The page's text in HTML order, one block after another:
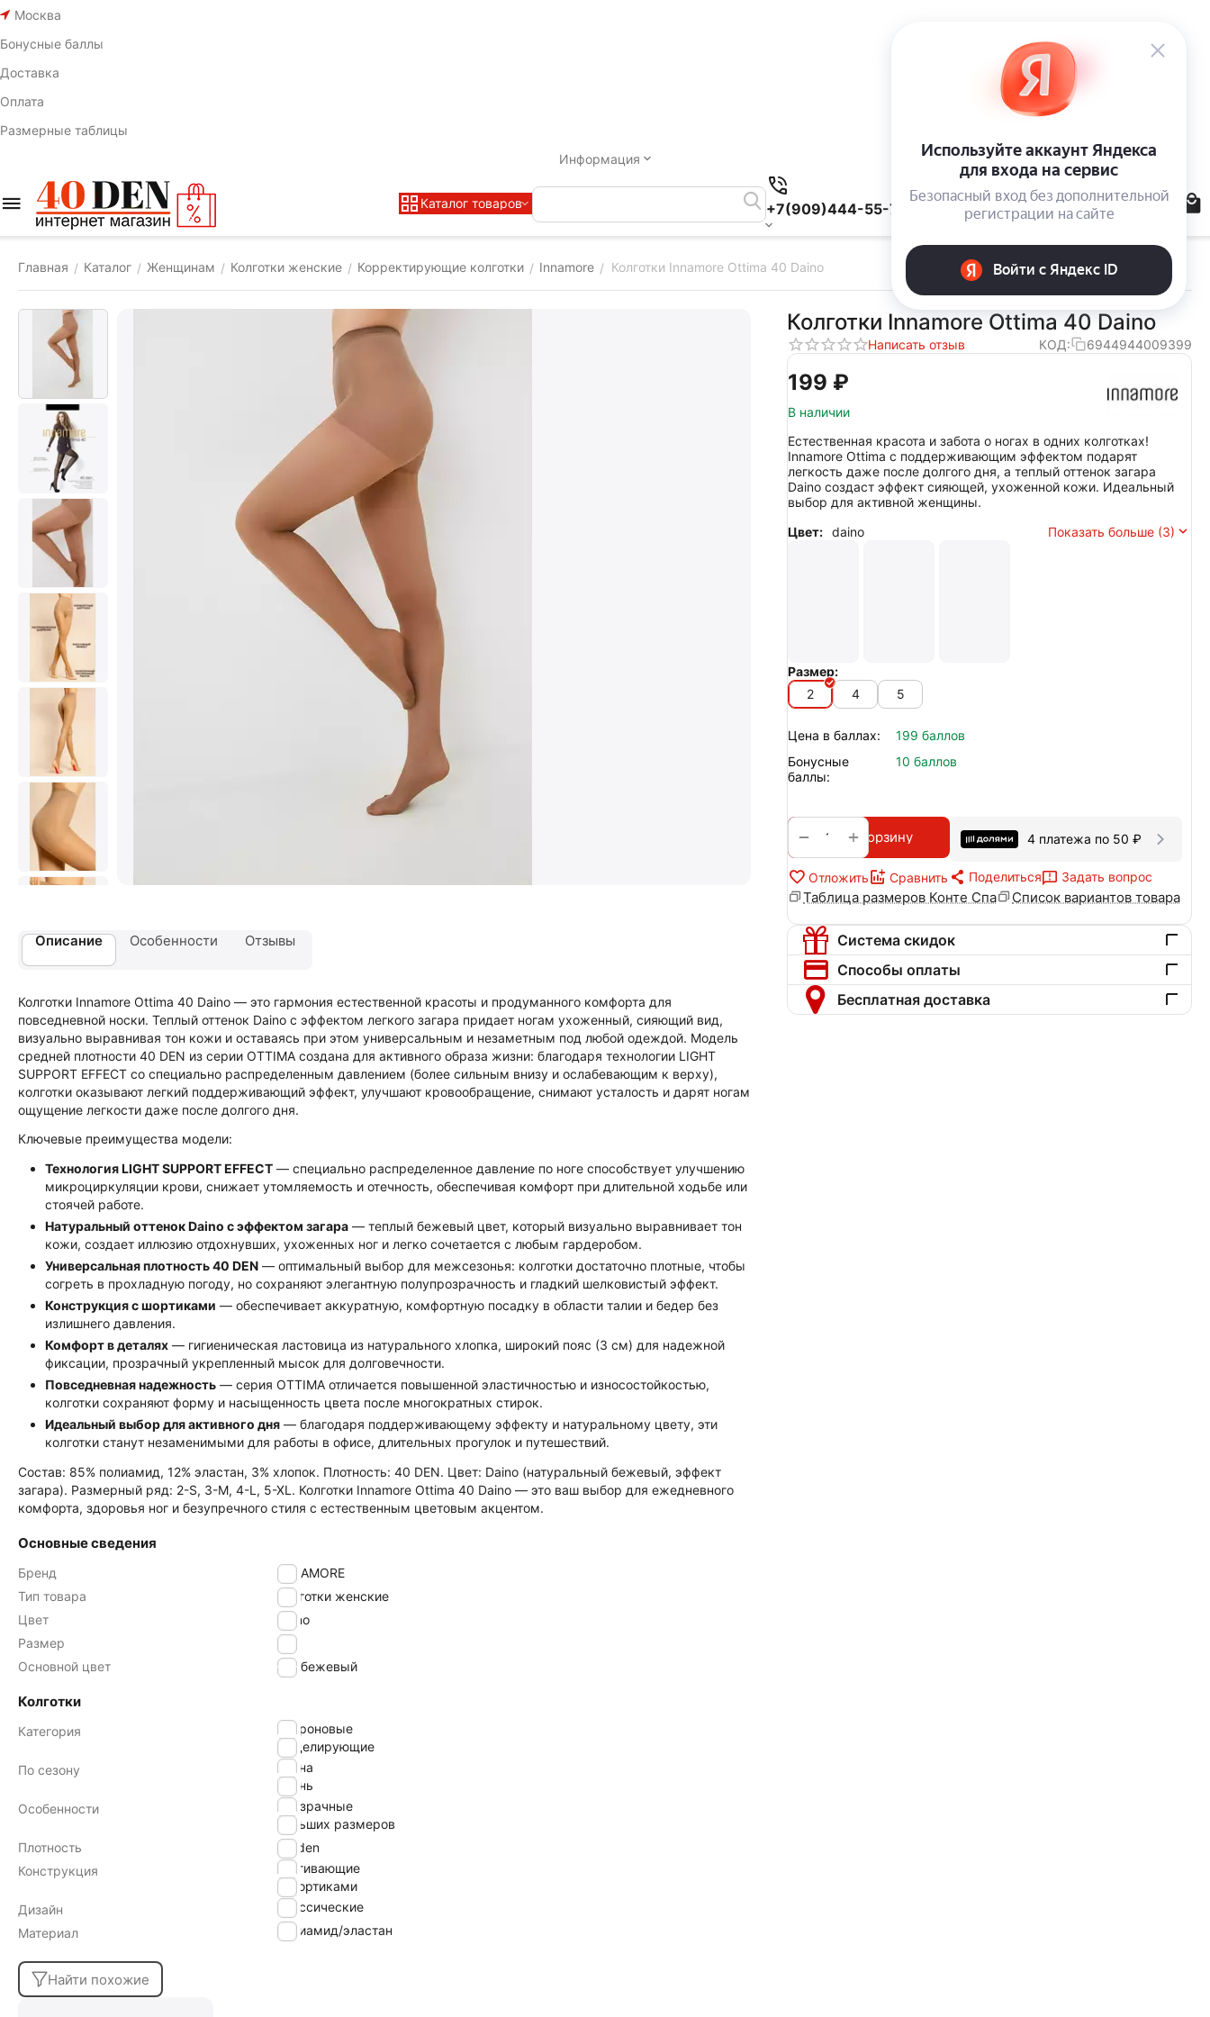
Москва
Бонусные баллы
Доставка
Оплата
Размерные таблицы
Информация
Каталог товаров +7(909)444-55-78
Главная / Каталог / Женщинам / Колготки женские / Корректирующие колготки / Innamore / Колготки Innamore Ottima 40 Daino
Колготки Innamore Ottima 40 Daino
Написать отзыв КОД: 6944944009399
‍199‍ ₽
В наличии
Естественная красота и забота о ногах в одних колготках!
Innamore Ottima с поддерживающим эффектом подарят
легкость даже после долгого дня, а теплый оттенок загара
Daino создаст эффект сияющей, ухоженной кожи. Идеальный
выбор для активной женщины.
Цвет: daino Показать больше (3)
Размер:
2
4 5
Цена в баллах:
199 баллов
Бонусные
баллы:
10 баллов
+
− В корзину 4 платежа по 50 ₽
Отложить Сравнить Поделиться Задать вопрос
Таблица размеров Конте Спа Список вариантов товара
Система скидок
Способы оплаты
Бесплатная доставка
Описание Особенности Отзывы
Колготки Innamore Ottima 40 Daino — это гармония естественной красоты и продуманного комфорта для
повседневной носки. Теплый оттенок Daino с эффектом легкого загара придает ногам ухоженный, сияющий вид,
визуально выравнивая тон кожи и оставаясь при этом универсальным и незаметным под любой одеждой. Модель
средней плотности 40 DEN из серии OTTIMA создана для активного образа жизни: благодаря технологии LIGHT
SUPPORT EFFECT со специально распределенным давлением (более сильным внизу и ослабевающим к верху),
колготки оказывают легкий поддерживающий эффект, улучшают кровообращение, снимают усталость и дарят ногам
ощущение легкости даже после долгого дня.
Ключевые преимущества модели:
Технология LIGHT SUPPORT EFFECT — специально распределенное давление по ноге способствует улучшению
микроциркуляции крови, снижает утомляемость и отечность, обеспечивая комфорт при длительной ходьбе или
стоячей работе.
Натуральный оттенок Daino с эффектом загара — теплый бежевый цвет, который визуально выравнивает тон
кожи, создает иллюзию отдохнувших, ухоженных ног и легко сочетается с любым гардеробом.
Универсальная плотность 40 DEN — оптимальный выбор для межсезонья: колготки достаточно плотные, чтобы
согреть в прохладную погоду, но сохраняют элегантную полупрозрачность и гладкий шелковистый эффект.
Конструкция с шортиками — обеспечивает аккуратную, комфортную посадку в области талии и бедер без
излишнего давления.
Комфорт в деталях — гигиеническая ластовица из натурального хлопка, широкий пояс (3 см) для надежной
фиксации, прозрачный укрепленный мысок для долговечности.
Повседневная надежность — серия OTTIMA отличается повышенной эластичностью и износостойкостью,
колготки сохраняют форму и насыщенность цвета после многократных стирок.
Идеальный выбор для активного дня — благодаря поддерживающему эффекту и натуральному цвету, эти
колготки станут незаменимыми для работы в офисе, длительных прогулок и путешествий.
Состав: 85% полиамид, 12% эластан, 3% хлопок. Плотность: 40 DEN. Цвет: Daino (натуральный бежевый, эффект
загара). Размерный ряд: 2-S, 3-M, 4-L, 5-XL. Колготки Innamore Ottima 40 Daino — это ваш выбор для ежедневного
комфорта, здоровья ног и безупречного стиля с естественным цветовым акцентом.
Основные сведения
Бренд
INNAMORE
Тип товара
Колготки женские
Цвет
daino
Размер
2
Основной цвет
бежевый
Колготки
Категория
капроновые
моделирующие
По сезону
весна
осень
Особенности
прозрачные
больших размеров
Плотность
40 den
Конструкция
утягивающие
с шортиками
Дизайн
классические
Материал
полиамид/эластан
Найти похожие